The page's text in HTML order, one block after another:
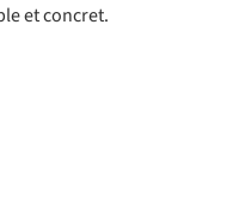
et concret.